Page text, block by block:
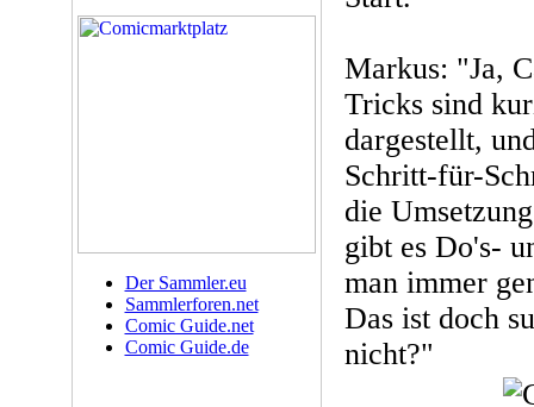
Der Sammler.eu
Sammlerforen.net
Comic Guide.net
Comic Guide.de
Markus: "Ja,
Tricks sind
dargestellt,
Schritt-für-
die
gibt es Do's-
man immer
Das ist doch
nicht?"